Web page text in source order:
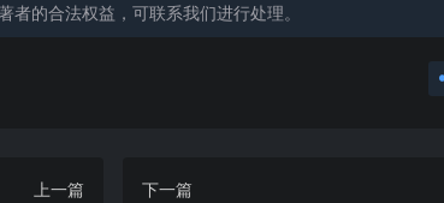
的合法权益，可联系我们进行处理。
上一篇 下一篇